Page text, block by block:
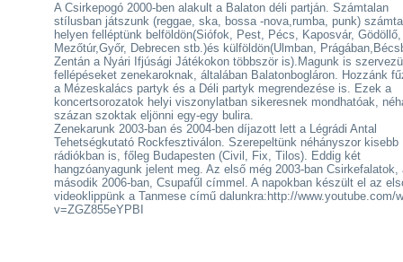
A Csirkepogó 2000-ben alakult a Balaton déli partján. Számtalan
stílusban játszunk (reggae, ska, bossa -nova,rumba, punk)
helyen felléptünk belföldön(Siófok, Pest, Pécs, Kaposvár, Gödöllő,
Mezőtúr,Győr, Debrecen stb.)és külföldön(Ulmban,
Zentán a Nyári Ifjúsági Játékokon többször is).Magunk is
fellépéseket zenekaroknak, általában Balatonbogláron. Hozzánk
a Mézeskalács partyk és a Déli partyk megrendezése is. Ezek a
koncertsorozatok helyi viszonylatban sikeresnek mondhatóak,
százan szoktak eljönni egy-egy bulira.
Zenekarunk 2003-ban és 2004-ben díjazott lett a Légrádi Antal
Tehetségkutató Rockfesztiválon. Szerepeltünk néhányszor kisebb
rádiókban is, főleg Budapesten (Civil, Fix, Tilos). Eddig két
hangzóanyagunk jelent meg. Az első még 2003-ban Csirkefalatok,
második 2006-ban, Csupafűl címmel. A napokban készült el az
videoklippünk a Tanmese című dalunkra:http://www.youtube.com/
v=ZGZ855eYPBI